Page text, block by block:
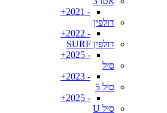
- 2021+
דולפין
- 2022+
דולפין SURF
- 2025+
סיל
- 2023+
סיל 5
- 2025+
סיל U